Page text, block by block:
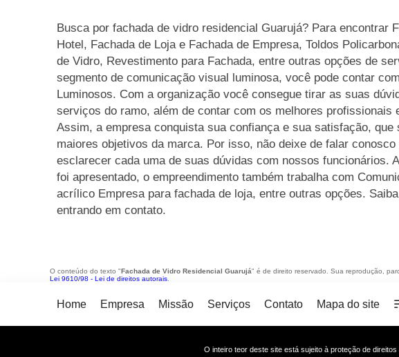
Busca por fachada de vidro residencial Guarujá? Para encontrar
Hotel, Fachada de Loja e Fachada de Empresa, Toldos
de Vidro, Revestimento para Fachada, entre outras opções de
segmento de comunicação visual luminosa, você pode contar
Luminosos. Com a organização você consegue tirar as suas
serviços do ramo, além de contar com os melhores profissionais
Assim, a empresa conquista sua confiança e sua satisfação, que
maiores objetivos da marca. Por isso, não deixe de falar conosco
esclarecer cada uma de suas dúvidas com nossos funcionários.
foi apresentado, o empreendimento também trabalha com
acrílico Empresa para fachada de loja, entre outras opções.
entrando em contato.
O conteúdo do texto "Fachada de Vidro Residencial Guarujá" é de direito reservado. Sua reprodução,
Lei 9610/98 - Lei de direitos autorais
Home Empresa Missão Serviços Contato Mapa do site
O inteiro teor deste site está sujeito à proteção de